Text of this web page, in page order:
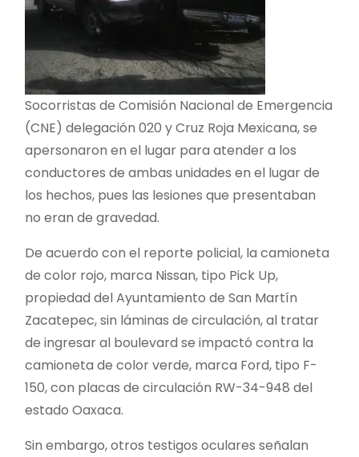
Socorristas de Comisión Nacional de Emergencia
(CNE) delegación 020 y Cruz Roja Mexicana, se
apersonaron en el lugar para atender a los
conductores de ambas unidades en el lugar de
los hechos, pues las lesiones que presentaban
no eran de gravedad.
De acuerdo con el reporte policial, la camioneta
de color rojo, marca Nissan, tipo Pick Up,
propiedad del Ayuntamiento de San Martín
Zacatepec, sin láminas de circulación, al tratar
de ingresar al boulevard se impactó contra la
camioneta de color verde, marca Ford, tipo F-
150, con placas de circulación RW-34-948 del
estado Oaxaca.
Sin embargo, otros testigos oculares señalan